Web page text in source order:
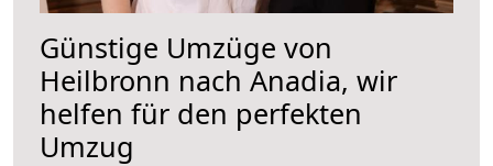
Günstige Umzüge von
Heilbronn nach Anadia, wir
helfen für den perfekten
Umzug